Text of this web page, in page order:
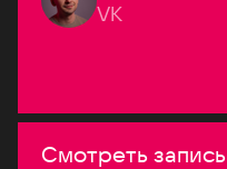
VK
Смотреть запись